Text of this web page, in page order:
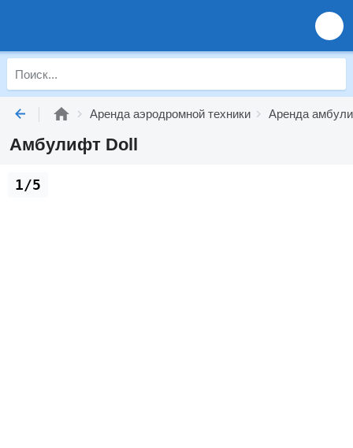
Аренда аэродромной техники Аренда
Амбулифт Doll
1/5